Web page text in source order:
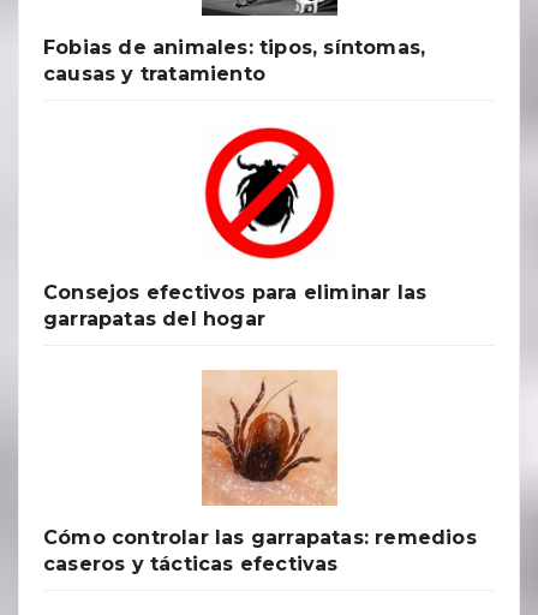
Fobias de animales: tipos, síntomas,
causas y tratamiento
Consejos efectivos para eliminar las
garrapatas del hogar
Cómo controlar las garrapatas: remedios
caseros y tácticas efectivas